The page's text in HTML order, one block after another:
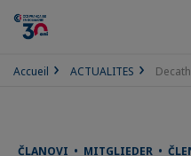
Accueil ACTUALITES
ČLANOVI • MITGLIEDER •